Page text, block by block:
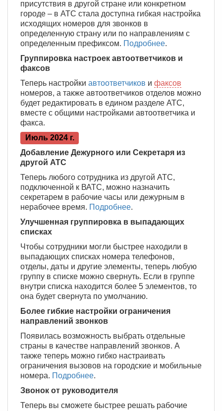
присутствия в другой стране или конкретном
городе – в АТС стала доступна гибкая настройка
исходящих номеров для звонков в
определенную страну или по направлениям с
определенным префиксом. Подробнее.
Группировка настроек автоответчиков и
факсов
Теперь настройки автоответчиков и факсов
номеров, а также автоответчиков отделов можно
будет редактировать в едином разделе АТС,
вместе с общими настройками автоответчика и
факса.
Июль 2024 г.
Добавление Дежурного или Секретаря из
другой АТС
Теперь любого сотрудника из другой АТС,
подключенной к ВАТС, можно назначить
секретарем в рабочие часы или дежурным в
нерабочее время. Подробнее.
Улучшенная группировка в выпадающих
списках
Чтобы сотрудники могли быстрее находили в
выпадающих списках номера телефонов,
отделы, даты и другие элементы, теперь любую
группу в списке можно свернуть. Если в группе
внутри списка находится более 5 элементов, то
она будет свернута по умолчанию.
Более гибкие настройки ограничения
направлений звонков
Появилась возможность выбрать отдельные
страны в качестве направлений звонков. А
также теперь можно гибко настраивать
ограничения вызовов на городские и мобильные
номера. Подробнее.
Звонок от руководителя
Теперь вы сможете быстрее решать рабочие